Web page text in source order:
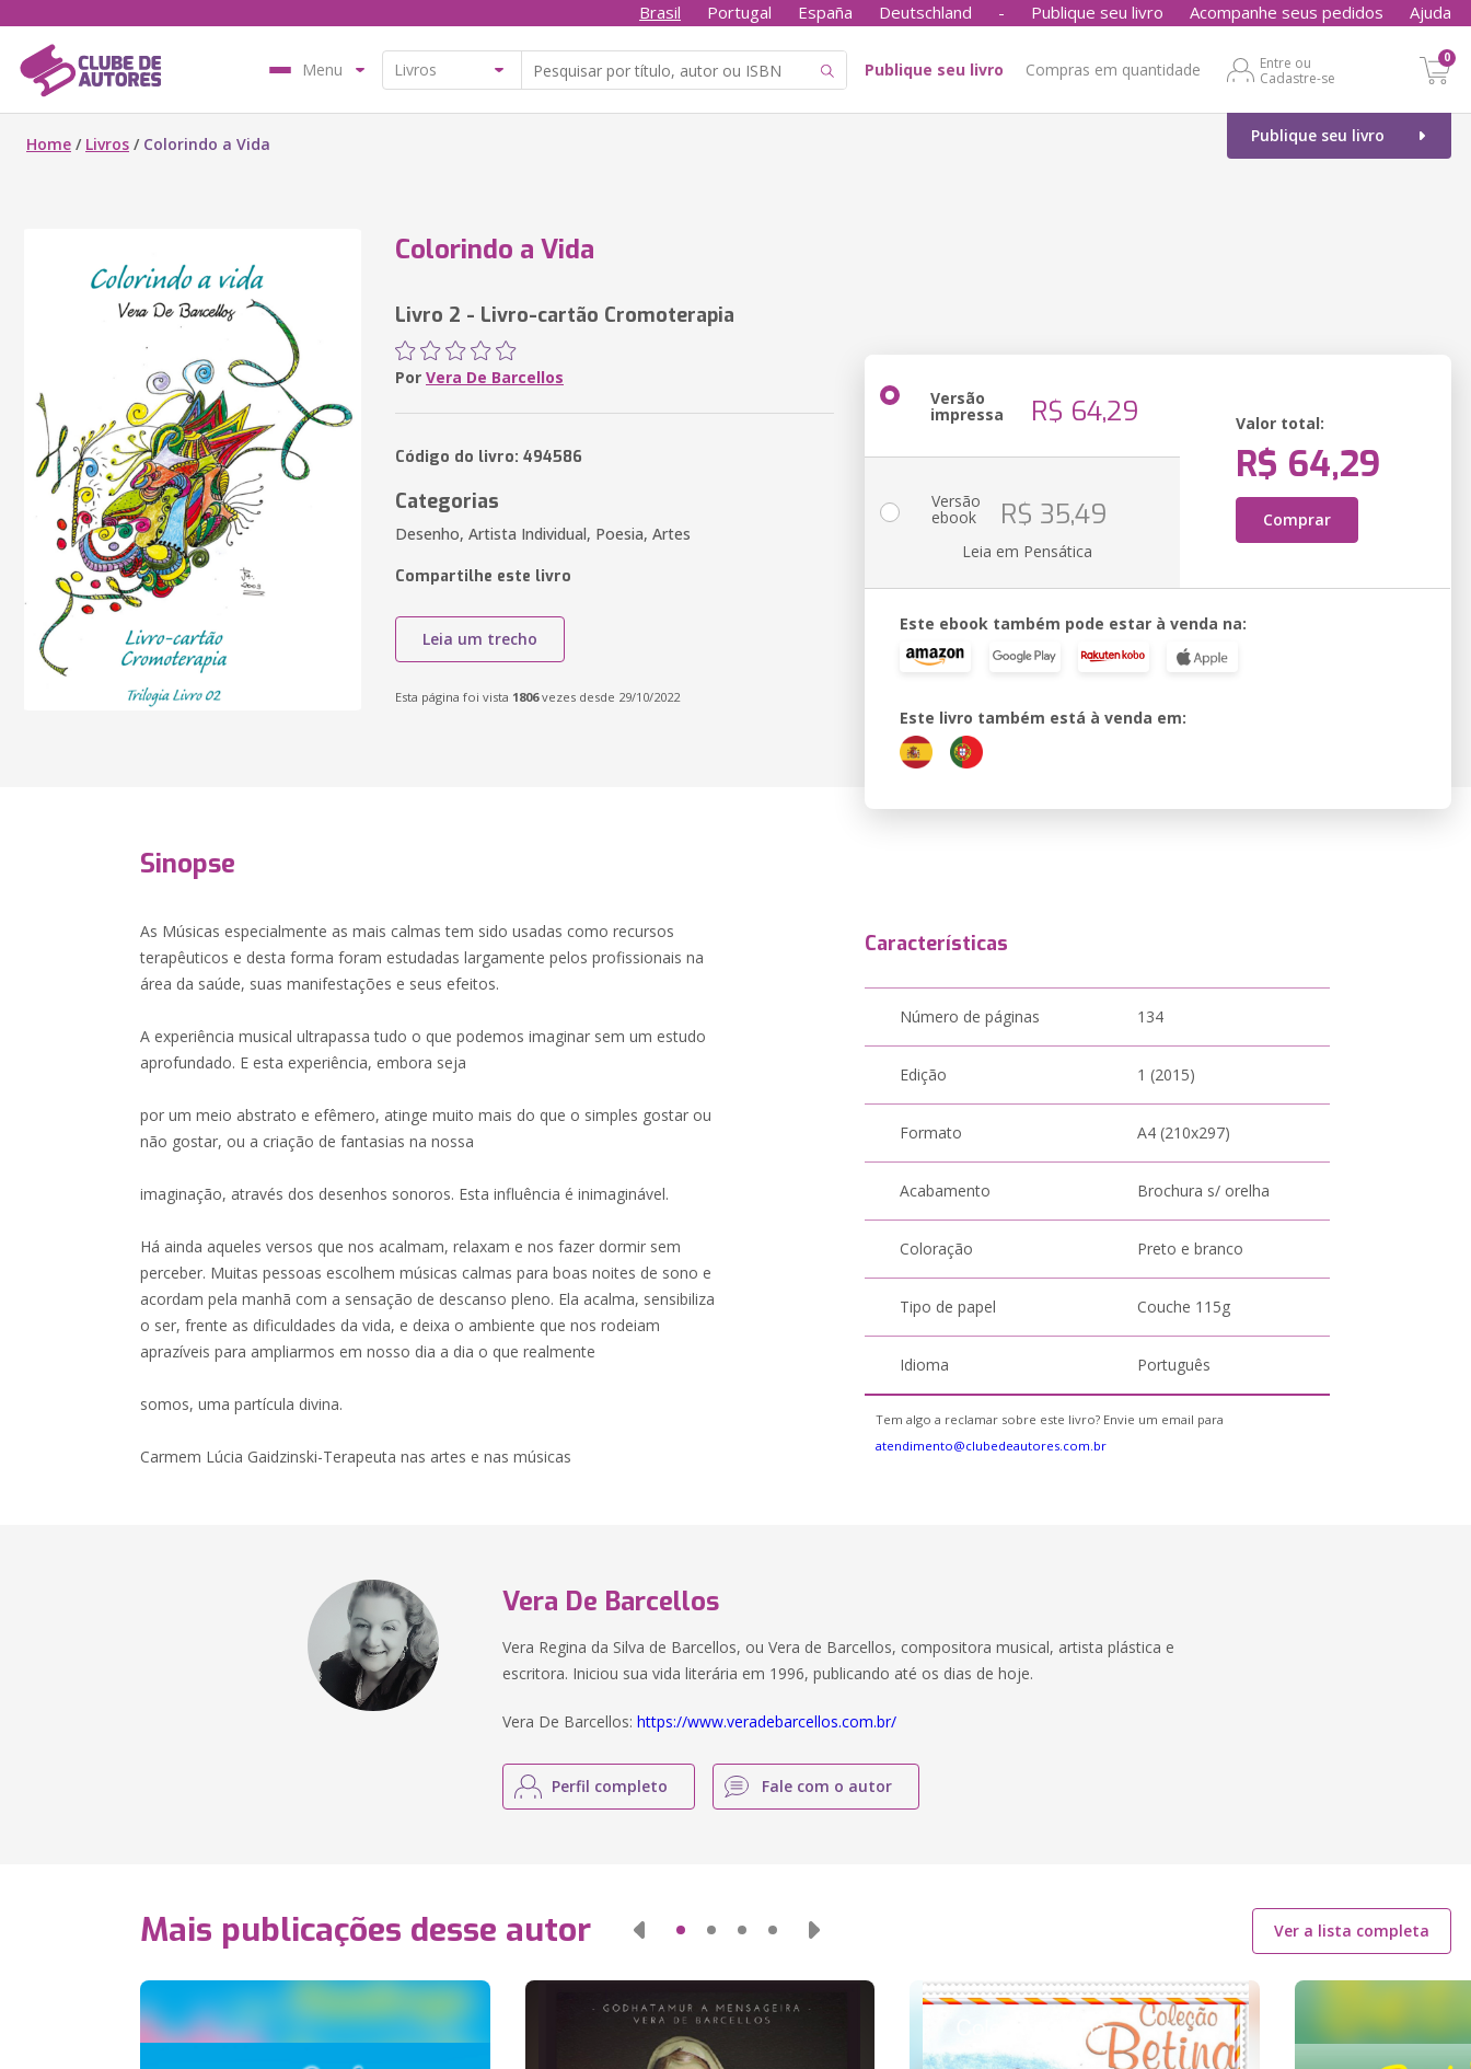
Brasil Portugal España Deutschland - Publique seu livro Acompanhe seus pedidos Ajuda
Menu Publique seu livro Compras em quantidade
Entre ou
Cadastre-se
0
Publique seu livro
Home / Livros / Colorindo a Vida
Colorindo a Vida
Livro 2 - Livro-cartão Cromoterapia
Por Vera De Barcellos
Código do livro: 494586
Categorias
Desenho, Artista Individual, Poesia, Artes
Compartilhe este livro
Leia um trecho
Esta página foi vista 1806vezes desde 29/10/2022
Versão
impressa R$ 64,29 Valor total:
R$ 64,29
Comprar
Versão
ebook R$ 35,49
Leia em Pensática
Este ebook também pode estar à venda na:
Este livro também está à venda em:
Sinopse
As Músicas especialmente as mais calmas tem sido usadas como recursos
terapêuticos e desta forma foram estudadas largamente pelos profissionais na
área da saúde, suas manifestações e seus efeitos.
A experiência musical ultrapassa tudo o que podemos imaginar sem um estudo
aprofundado. E esta experiência, embora seja
por um meio abstrato e efêmero, atinge muito mais do que o simples gostar ou
não gostar, ou a criação de fantasias na nossa
imaginação, através dos desenhos sonoros. Esta influência é inimaginável.
Há ainda aqueles versos que nos acalmam, relaxam e nos fazer dormir sem
perceber. Muitas pessoas escolhem músicas calmas para boas noites de sono e
acordam pela manhã com a sensação de descanso pleno. Ela acalma, sensibiliza
o ser, frente as dificuldades da vida, e deixa o ambiente que nos rodeiam
aprazíveis para ampliarmos em nosso dia a dia o que realmente
somos, uma partícula divina.
Carmem Lúcia Gaidzinski-Terapeuta nas artes e nas músicas
Características
Número de páginas 134
Edição 1 (2015)
Formato A4 (210x297)
Acabamento Brochura s/ orelha
Coloração Preto e branco
Tipo de papel Couche 115g
Idioma Português
Tem algo a reclamar sobre este livro? Envie um email para
atendimento@clubedeautores.com.br
Vera De Barcellos
Vera Regina da Silva de Barcellos, ou Vera de Barcellos, compositora musical, artista plástica e
escritora. Iniciou sua vida literária em 1996, publicando até os dias de hoje.
Vera De Barcellos:https://www.veradebarcellos.com.br/
Perfil completo Fale com o autor
Mais publicações desse autor Ver a lista completa